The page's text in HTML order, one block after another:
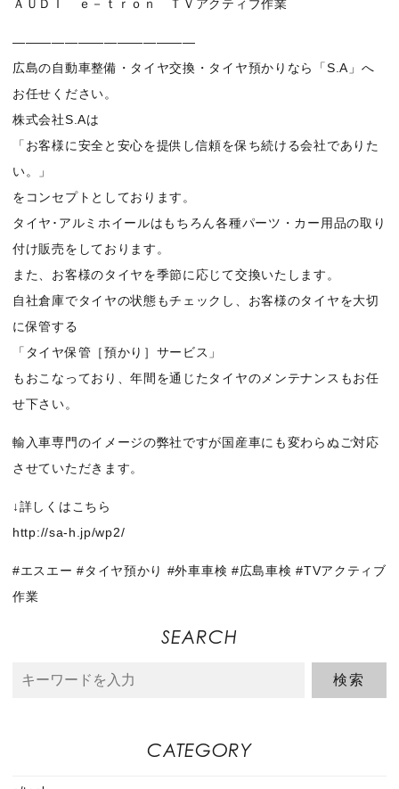
ＡＵＤＩ ｅ－ｔｒｏｎ ＴＶアクティブ作業
——————————————
広島の自動車整備・タイヤ交換・タイヤ預かりなら「S.A」へ
お任せください。
株式会社S.Aは
「お客様に安全と安心を提供し信頼を保ち続ける会社でありた
い。」
をコンセプトとしております。
タイヤ･アルミホイールはもちろん各種パーツ・カー用品の取り
付け販売をしております。
また、お客様のタイヤを季節に応じて交換いたします。
自社倉庫でタイヤの状態もチェックし、お客様のタイヤを大切
に保管する
「タイヤ保管［預かり］サービス」
もおこなっており、年間を通じたタイヤのメンテナンスもお任
せ下さい。
輸入車専門のイメージの弊社ですが国産車にも変わらぬご対応
させていただきます。
↓詳しくはこちら
http://sa-h.jp/wp2/
#エスエー #タイヤ預かり #外車車検 #広島車検 #TVアクティブ
作業
SEARCH
CATEGORY